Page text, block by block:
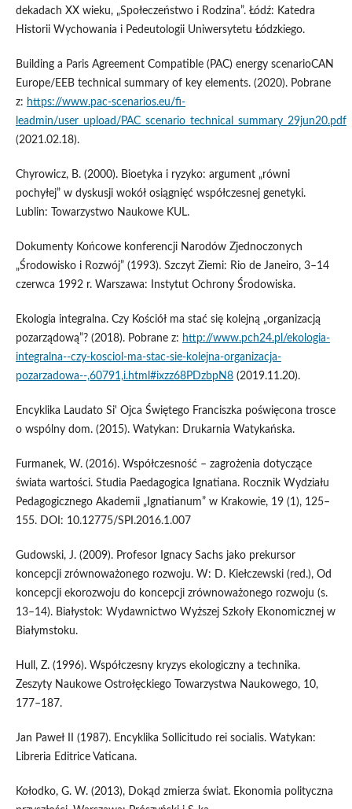
dekadach XX wieku, „Społeczeństwo i Rodzina”. Łódź: Katedra
Historii Wychowania i Pedeutologii Uniwersytetu Łódzkiego.
Building a Paris Agreement Compatible (PAC) energy scenarioCAN
Europe/EEB technical summary of key elements. (2020). Pobrane
z: https://www.pac-scenarios.eu/fi-
leadmin/user_upload/PAC_scenario_technical_summary_29jun20.pdf
(2021.02.18).
Chyrowicz, B. (2000). Bioetyka i ryzyko: argument „równi
pochyłej” w dyskusji wokół osiągnięć współczesnej genetyki.
Lublin: Towarzystwo Naukowe KUL.
Dokumenty Końcowe konferencji Narodów Zjednoczonych
„Środowisko i Rozwój” (1993). Szczyt Ziemi: Rio de Janeiro, 3–14
czerwca 1992 r. Warszawa: Instytut Ochrony Środowiska.
Ekologia integralna. Czy Kościół ma stać się kolejną „organizacją
pozarządową”? (2018). Pobrane z: http://www.pch24.pl/ekologia-
integralna--czy-kosciol-ma-stac-sie-kolejna-organizacja-
pozarzadowa--,60791,i.html#ixzz68PDzbpN8(2019.11.20).
Encyklika Laudato Si' Ojca Świętego Franciszka poświęcona trosce
o wspólny dom. (2015). Watykan: Drukarnia Watykańska.
Furmanek, W. (2016). Współczesność – zagrożenia dotyczące
świata wartości. Studia Paedagogica Ignatiana. Rocznik Wydziału
Pedagogicznego Akademii „Ignatianum” w Krakowie, 19 (1), 125–
155. DOI: 10.12775/SPI.2016.1.007
Gudowski, J. (2009). Profesor Ignacy Sachs jako prekursor
koncepcji zrównoważonego rozwoju. W: D. Kiełczewski (red.), Od
koncepcji ekorozwoju do koncepcji zrównoważonego rozwoju (s.
13–14). Białystok: Wydawnictwo Wyższej Szkoły Ekonomicznej w
Białymstoku.
Hull, Z. (1996). Współczesny kryzys ekologiczny a technika.
Zeszyty Naukowe Ostrołęckiego Towarzystwa Naukowego, 10,
177–187.
Jan Paweł II (1987). Encyklika Sollicitudo rei socialis. Watykan:
Libreria Editrice Vaticana.
Kołodko, G. W. (2013), Dokąd zmierza świat. Ekonomia polityczna